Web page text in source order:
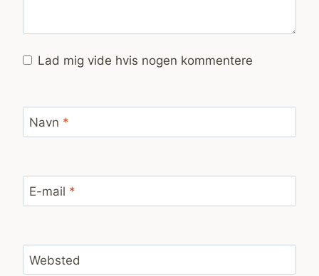
Lad mig vide hvis nogen kommentere
Navn *
E-mail *
Websted